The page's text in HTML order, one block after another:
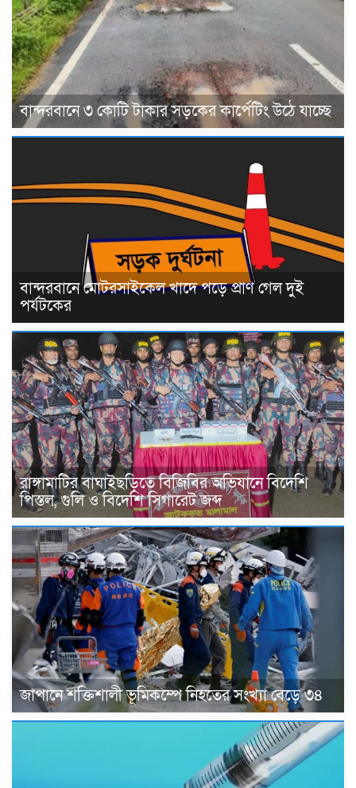
বান্দরবানে ৩ কোটি টাকার সড়কের কার্পেটিং উঠে যাচ্ছে
বান্দরবানে মোটরসাইকেল খাদে পড়ে প্রাণ গেল দুই
পর্যটকের
রাঙ্গামাটির বাঘাইছড়িতে বিজিবির অভিযানে বিদেশি
পিস্তল, গুলি ও বিদেশি সিগারেট জব্দ
জাপানে শক্তিশালী ভূমিকম্পে নিহতের সংখ্যা বেড়ে ৩৪